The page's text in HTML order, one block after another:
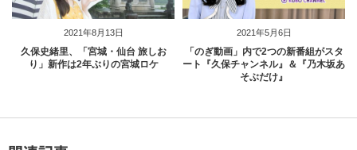
2021年8月13日
久保史緒里、「宮城・仙台 旅しお
り」新作は2年ぶりの宮城ロケ
2021年5月6日
「のぎ動画」内で2つの新番組がスタ
ート『久保チャンネル』＆『乃木坂あ
そぶだけ』